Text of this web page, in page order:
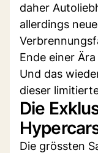
daher
allerdings
Ende einer
Und das
dieser
Die
Die grössten